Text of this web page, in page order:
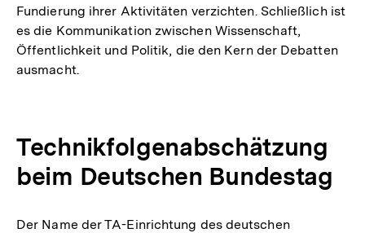
Fundierung ihrer Aktivitäten verzichten. Schließlich ist
es die Kommunikation zwischen Wissenschaft,
Öffentlichkeit und Politik, die den Kern der Debatten
ausmacht.
Technikfolgenabschätzung
beim Deutschen Bundestag
Der Name der TA-Einrichtung des deutschen